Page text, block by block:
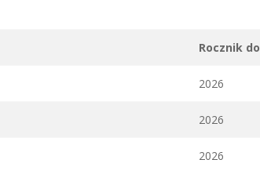
Rocznik do
2026
2026
2026